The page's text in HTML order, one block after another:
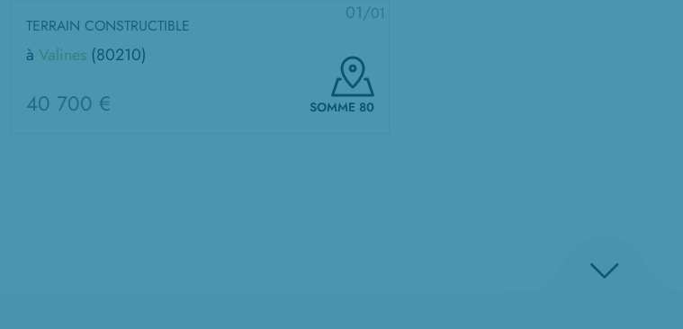
01/01
TERRAIN CONSTRUCTIBLE
à Valines (80210)
40 700 € SOMME 80